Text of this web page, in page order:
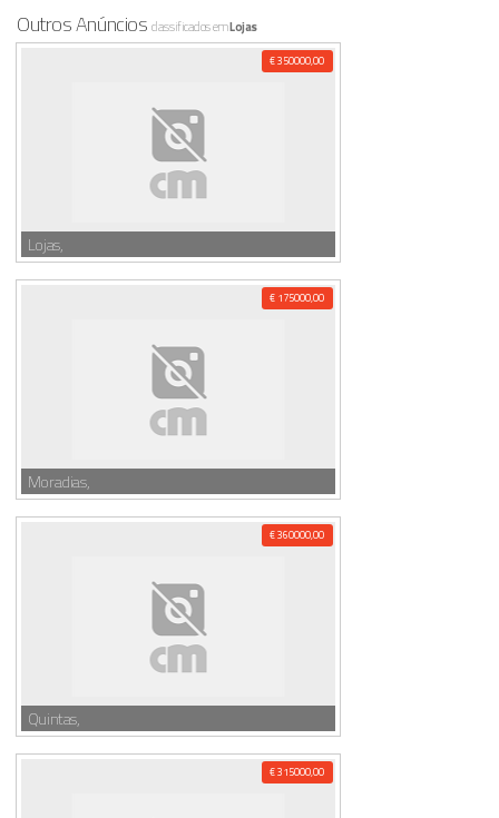
Outros Anúncios classificados emLojas
€ 350000,00
Lojas,
€ 175000,00
Moradias,
€ 360000,00
Quintas,
€ 315000,00